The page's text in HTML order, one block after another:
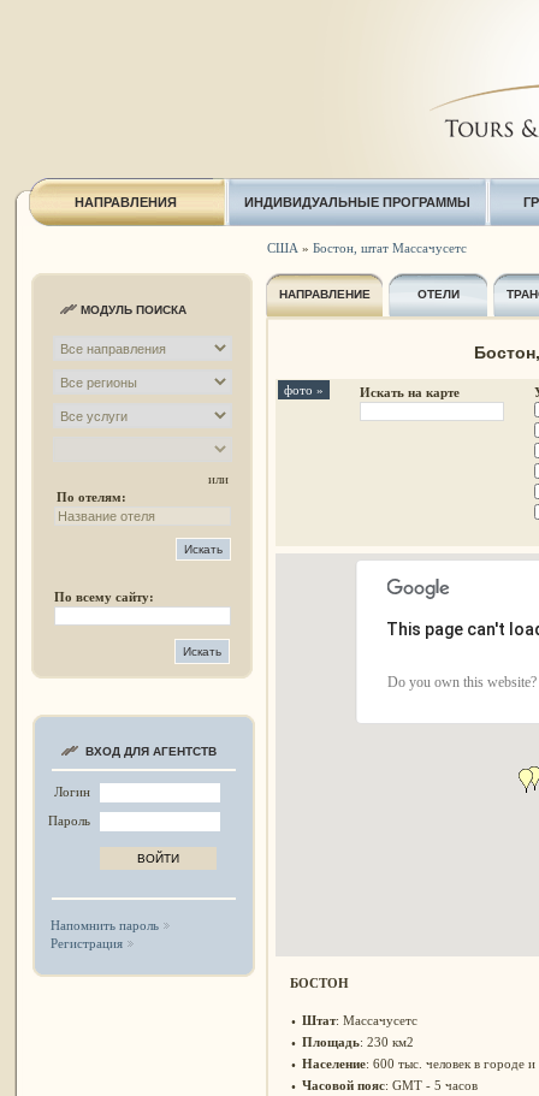
НАПРАВЛЕНИЯ ИНДИВИДУАЛЬНЫЕ ПРОГРАММЫ
МОДУЛЬ ПОИСКА
или
По отелям:
По всему сайту:
ВХОД ДЛЯ АГЕНТСТВ
Логин
Пароль
Напомнить пароль
Регистрация
США » Бостон, штат Массачусетс
НАПРАВЛЕНИЕ ОТЕЛИ
фото » Искать на карте
This page can't
Do you own this website?
БОСТОН
• Штат: Массачусетс
• Площадь: 230 км2
• Население: 600 тыс. человек в городе
• Часовой пояс: GMT - 5 часов